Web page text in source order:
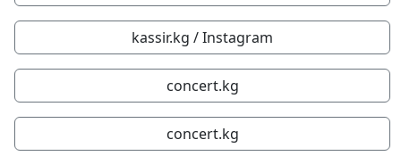
kassir.kg / Instagram
concert.kg
concert.kg